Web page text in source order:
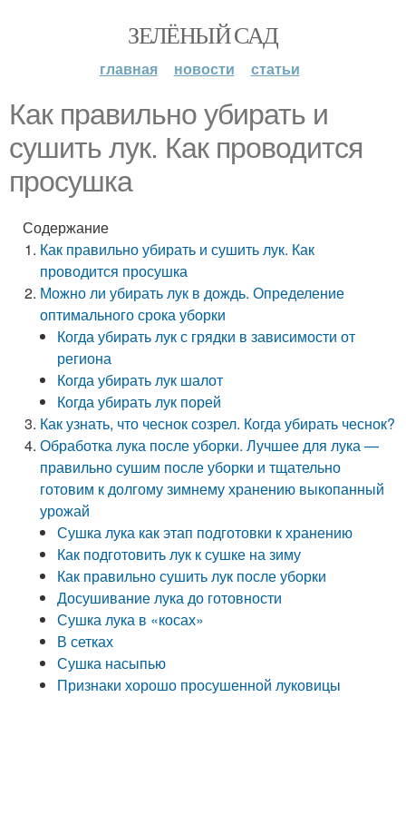
ЗЕЛЁНЫЙ САД
главная новости статьи
Как правильно убирать и
сушить лук. Как проводится
просушка
Содержание
Как правильно убирать и сушить лук. Как
проводится просушка
Можно ли убирать лук в дождь. Определение
оптимального срока уборки
Когда убирать лук с грядки в зависимости от
региона
Когда убирать лук шалот
Когда убирать лук порей
Как узнать, что чеснок созрел. Когда убирать чеснок?
Обработка лука после уборки. Лучшее для лука —
правильно сушим после уборки и тщательно
готовим к долгому зимнему хранению выкопанный
урожай
Сушка лука как этап подготовки к хранению
Как подготовить лук к сушке на зиму
Как правильно сушить лук после уборки
Досушивание лука до готовности
Сушка лука в «косах»
В сетках
Сушка насыпью
Признаки хорошо просушенной луковицы